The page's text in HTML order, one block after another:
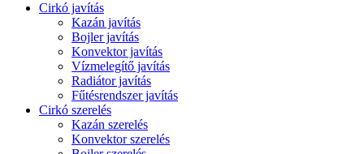
Cirkó javítás
Kazán javítás
Bojler javítás
Konvektor javítás
Vízmelegítő javítás
Radiátor javítás
Fűtésrendszer javítás
Cirkó szerelés
Kazán szerelés
Konvektor szerelés